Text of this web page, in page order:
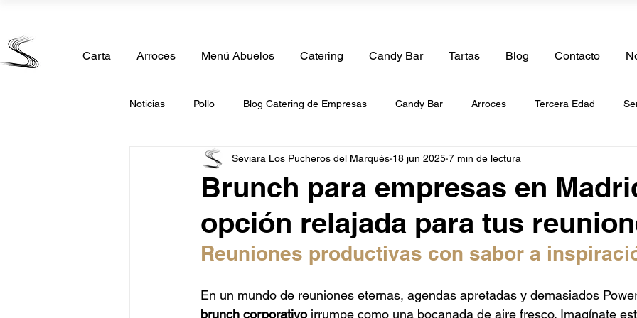
Carta Arroces Menú Abuelos Catering Candy Bar Tartas Blog Contacto
Noticias Pollo Blog Catering de Empresas Candy Bar Arroces Tercera Edad
Comida Casera Catering de boda Catering de Cumpleaños Catering de Bautizos
Catering Comunión Catering de Paellas Catering a Domicilio Tartas Catering de
Brunch para empresas en
opción relajada para tus
Seviara Los Pucheros del Marqués 18 jun 2025 7 min de lectura
Reuniones productivas con sabor a
En un mundo de reuniones eternas, agendas apretadas y demasiados
brunch corporativo irrumpe como una bocanada de aire fresco. Imagínate